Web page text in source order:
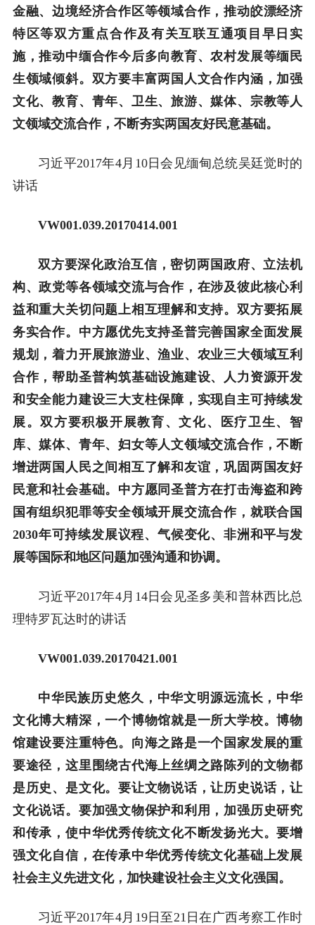
金融、边境经济合作区等领域合作，推动皎漂经济
特区等双方重点合作及有关互联互通项目早日实
施，推动中缅合作今后多向教育、农村发展等缅民
生领域倾斜。双方要丰富两国人文合作内涵，加强
文化、教育、青年、卫生、旅游、媒体、宗教等人
文领域交流合作，不断夯实两国友好民意基础。
习近平2017年4月10日会见缅甸总统吴廷觉时的
讲话
VW001.039.20170414.001
双方要深化政治互信，密切两国政府、立法机
构、政党等各领域交流与合作，在涉及彼此核心利
益和重大关切问题上相互理解和支持。双方要拓展
务实合作。中方愿优先支持圣普完善国家全面发展
规划，着力开展旅游业、渔业、农业三大领域互利
合作，帮助圣普构筑基础设施建设、人力资源开发
和安全能力建设三大支柱保障，实现自主可持续发
展。双方要积极开展教育、文化、医疗卫生、智
库、媒体、青年、妇女等人文领域交流合作，不断
增进两国人民之间相互了解和友谊，巩固两国友好
民意和社会基础。中方愿同圣普方在打击海盗和跨
国有组织犯罪等安全领域开展交流合作，就联合国
2030年可持续发展议程、气候变化、非洲和平与发
展等国际和地区问题加强沟通和协调。
习近平2017年4月14日会见圣多美和普林西比总
理特罗瓦达时的讲话
VW001.039.20170421.001
中华民族历史悠久，中华文明源远流长，中华
文化博大精深，一个博物馆就是一所大学校。博物
馆建设要注重特色。向海之路是一个国家发展的重
要途径，这里围绕古代海上丝绸之路陈列的文物都
是历史、是文化。要让文物说话，让历史说话，让
文化说话。要加强文物保护和利用，加强历史研究
和传承，使中华优秀传统文化不断发扬光大。要增
强文化自信，在传承中华优秀传统文化基础上发展
社会主义先进文化，加快建设社会主义文化强国。
习近平2017年4月19日至21日在广西考察工作时